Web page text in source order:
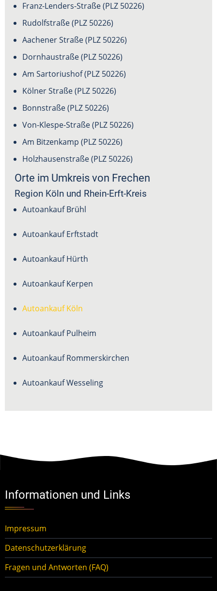
Franz-Lenders-Straße (PLZ 50226)
Rudolfstraße (PLZ 50226)
Aachener Straße (PLZ 50226)
Dornhaustraße (PLZ 50226)
Am Sartoriushof (PLZ 50226)
Kölner Straße (PLZ 50226)
Bonnstraße (PLZ 50226)
Von-Klespe-Straße (PLZ 50226)
Am Bitzenkamp (PLZ 50226)
Holzhausenstraße (PLZ 50226)
Orte im Umkreis von Frechen
Region Köln und Rhein-Erft-Kreis
Autoankauf Brühl
Autoankauf Erftstadt
AutoankaufHürth
AutoankaufKerpen
Autoankauf Köln
Autoankauf Pulheim
Autoankauf Rommerskirchen
Autoankauf Wesseling
Informationen und Links
Impressum
Datenschutzerklärung
Fragen und Antworten (FAQ)